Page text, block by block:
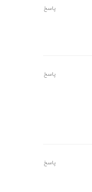
پاسخ
پاسخ
پاسخ